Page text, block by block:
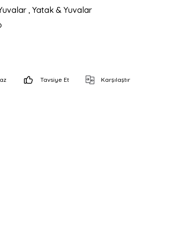
, Yatak & Yuvalar
Tavsiye Et Karşılaştır